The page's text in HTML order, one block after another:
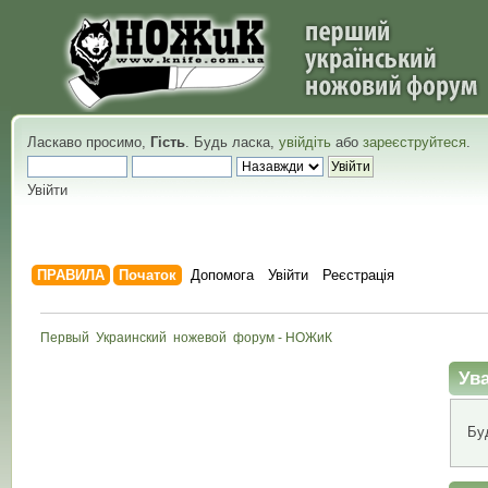
Ласкаво просимо, Гість. Будь ласка, увійдіть або зареєструйтеся.
Увійти
ПРАВИЛА Початок Допомога Увійти Реєстрація
Первый  Украинский  ножевой  форум - НОЖиК